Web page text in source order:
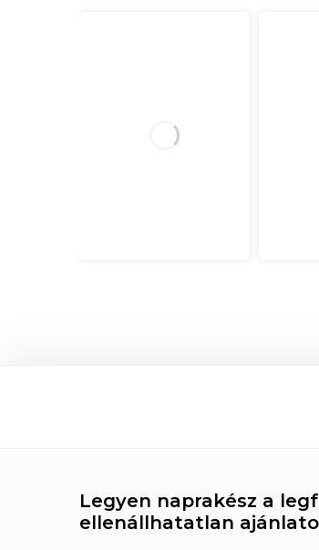
Legyen naprakész a
ellenállhatatlan